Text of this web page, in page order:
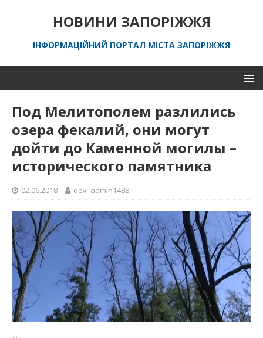
НОВИНИ ЗАПОРІЖЖЯ
ІНФОРМАЦІЙНИЙ ПОРТАЛ МІСТА ЗАПОРІЖЖЯ
Под Мелитополем разлились
озера фекалий, они могут
дойти до Каменной могилы –
исторического памятника
02.06.2018 dev_admin1488